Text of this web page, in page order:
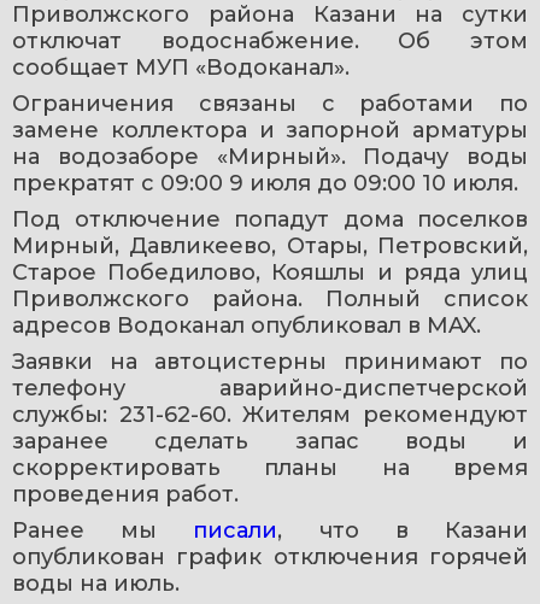
Приволжского района Казани на сутки
отключат водоснабжение. Об этом
сообщает МУП «Водоканал».
Ограничения связаны с работами по
замене коллектора и запорной арматуры
на водозаборе «Мирный». Подачу воды
прекратят с 09:00 9 июля до 09:00 10 июля.
Под отключение попадут дома поселков
Мирный, Давликеево, Отары, Петровский,
Старое Победилово, Кояшлы и ряда улиц
Приволжского района. Полный список
адресов Водоканал опубликовал в MAX.
Заявки на автоцистерны принимают по
телефону аварийно-диспетчерской
службы: 231-62-60. Жителям рекомендуют
заранее сделать запас воды и
скорректировать планы на время
проведения работ.
Ранее мы писали, что в Казани
опубликован график отключения горячей
воды на июль.